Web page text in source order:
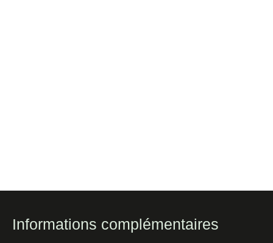
Informations complémentaires